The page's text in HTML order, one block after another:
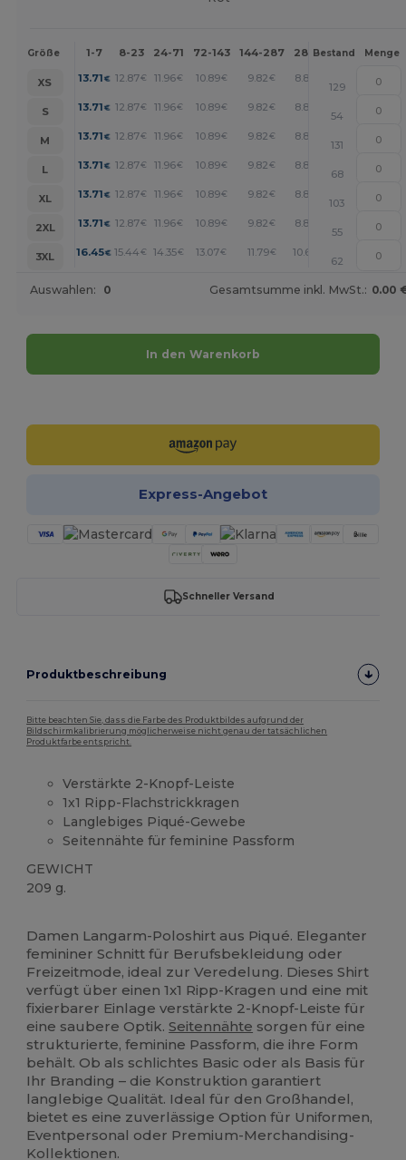
Größe 1-7 8-23 24-71 72-143 144-287 288 + Mehr
Bestand Menge
XS 13.71€ 12.87€ 11.96€ 10.89€ 9.82 € 8.84 +
129
S
13.71€ 12.87€ 11.96€ 10.89€ 9.82 € 8.84
54
M
13.71€ 12.87€ 11.96€ 10.89€ 9.82 € 8.84
131
L
13.71€ 12.87€ 11.96€ 10.89€ 9.82 € 8.84 +
68
XL
13.71€ 12.87€ 11.96€ 10.89€ 9.82 € 8.84 +
103
2XL
13.71€ 12.87€ 11.96€ 10.89€ 9.82 € 8.84
55
3XL
16.45€ 15.44 € 14.35€ 13.07€ 11.79€ 10.60
62
Auswahlen: 0 Gesamtsumme inkl. MwSt.: 0.00
In den Warenkorb
Express-Angebot
Schneller Versand
Produktbeschreibung
Bitte beachten Sie, dass die Farbe des Produktbildes aufgrund der
Bildschirmkalibrierung möglicherweise nicht genau der tatsächlichen
Produktfarbe entspricht.
Verstärkte 2-Knopf-Leiste
1x1 Ripp-Flachstrickkragen
Langlebiges Piqué-Gewebe
Seitennähte für feminine Passform
GEWICHT
209 g.
Damen Langarm-Poloshirt aus Piqué. Eleganter
femininer Schnitt für Berufsbekleidung oder
Freizeitmode, ideal zur Veredelung. Dieses Shirt
verfügt über einen 1x1 Ripp-Kragen und eine mit
fixierbarer Einlage verstärkte 2-Knopf-Leiste für
eine saubere Optik.Seitennähte sorgen für eine
strukturierte, feminine Passform, die ihre Form
behält. Ob als schlichtes Basic oder als Basis für
Ihr Branding – die Konstruktion garantiert
langlebige Qualität. Ideal für den Großhandel,
bietet es eine zuverlässige Option für Uniformen,
Eventpersonal oder Premium-Merchandising-
Kollektionen.